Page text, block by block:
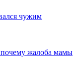
чужим
жалоба мамы